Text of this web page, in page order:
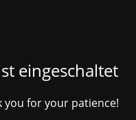
eingeschaltet
you for your patience!